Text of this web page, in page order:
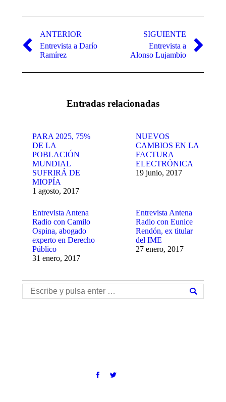
entre
publicaciones
ANTERIOR
Publicación
anterior:
Entrevista a Darío
Ramírez
SIGUIENTE
Publicación
siguiente:
Entrevista a
Alonso Lujambio
Entradas relacionadas
PARA 2025, 75%
DE LA
POBLACIÓN
MUNDIAL
SUFRIRÁ DE
MIOPÍA
1 agosto, 2017
NUEVOS
CAMBIOS EN LA
FACTURA
ELECTRÓNICA
19 junio, 2017
Entrevista Antena
Radio con Camilo
Ospina, abogado
experto en Derecho
Público
31 enero, 2017
Entrevista Antena
Radio con Eunice
Rendón, ex titular
del IME
27 enero, 2017
Buscar: